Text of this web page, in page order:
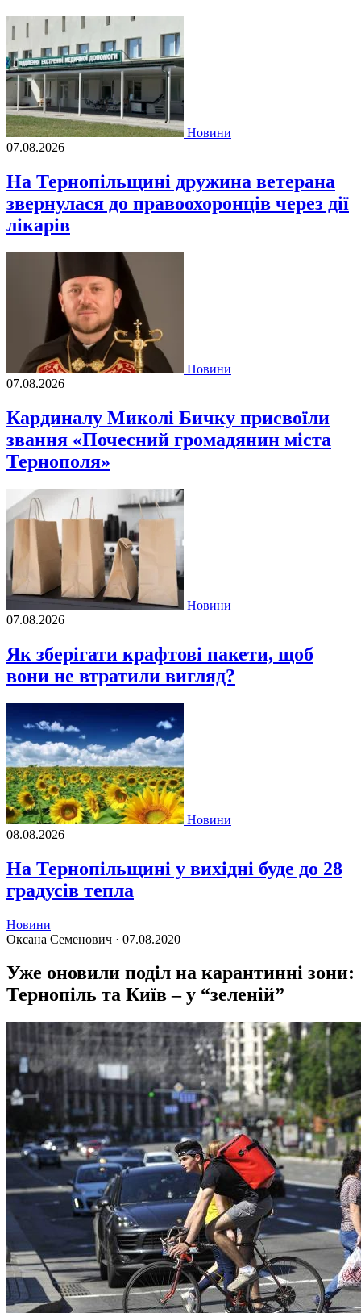
Новини
07.08.2026
На Тернопільщині дружина ветерана
звернулася до правоохоронців через дії
лікарів
Новини
07.08.2026
Кардиналу Миколі Бичку присвоїли
звання «Почесний громадянин міста
Тернополя»
Новини
07.08.2026
Як зберігати крафтові пакети, щоб
вони не втратили вигляд?
Новини
08.08.2026
На Тернопільщині у вихідні буде до 28
градусів тепла
Новини
Оксана Семенович · 07.08.2020
Уже оновили поділ на карантинні зони:
Тернопіль та Київ – у “зеленій”